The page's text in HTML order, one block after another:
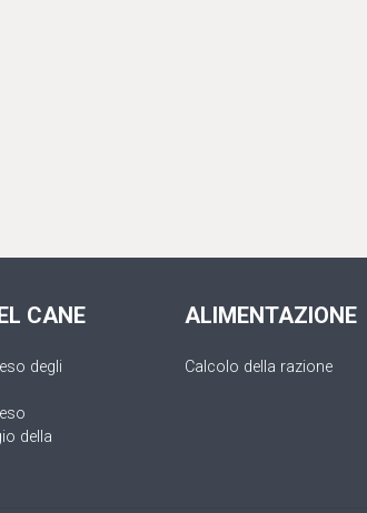
CANE
degli
della
ALIMENTAZIONE
Calcolo della razione